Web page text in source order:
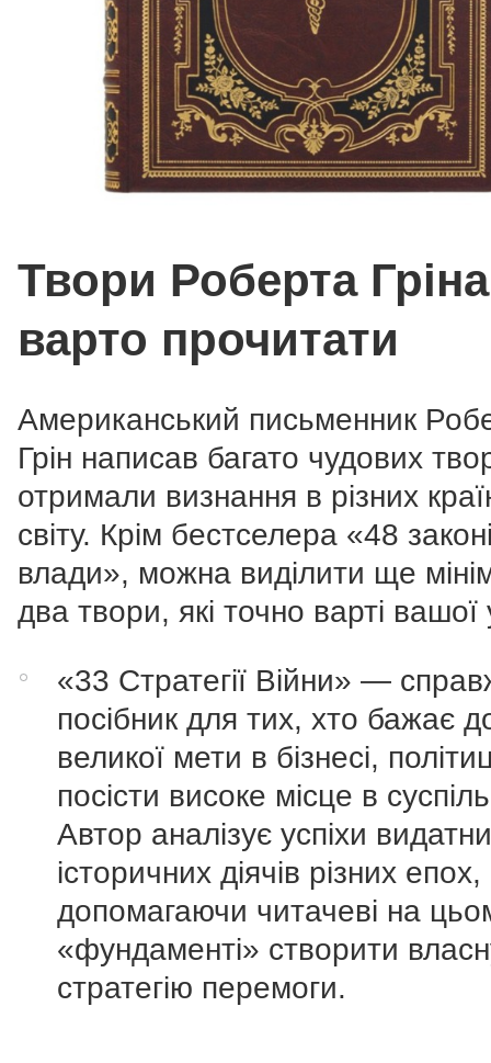
Твори Роберта
варто прочитати
Американський письменник
Грін написав багато чудових
отримали визнання в різних
світу. Крім бестселера «48
влади», можна виділити ще
два твори, які точно варті вашої
«33 Стратегії Війни» —
посібник для тих, хто бажає
великої мети в бізнесі,
посісти високе місце в
Автор аналізує успіхи
історичних діячів різних епох,
допомагаючи читачеві на
«фундаменті» створити
стратегію перемоги.